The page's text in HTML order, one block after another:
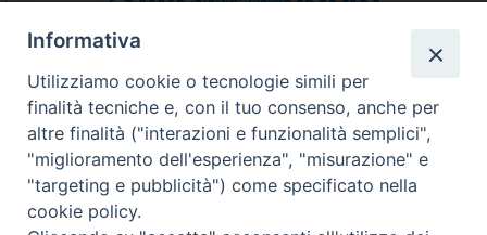
N.7/8 LUGLIO AGOSTO
N. 6 GIUGNO 2026
N°5 MAGGIO 2026
N° 4 APRILE 2026
Informativa
Utilizziamo cookie o tecnologie simili per
finalità tecniche e, con il tuo consenso, anche per
altre finalità ("interazioni e funzionalità semplici",
"miglioramento dell'esperienza", "misurazione" e
"targeting e pubblicità") come specificato nella
cookie policy.